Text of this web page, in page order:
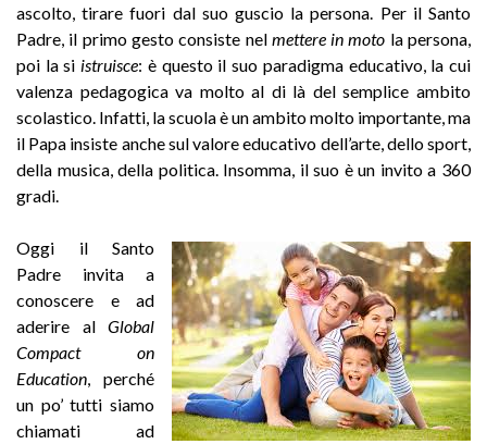
ascolto, tirare fuori dal suo guscio la persona. Per il Santo
Padre, il primo gesto consiste nel mettere in moto la persona,
poi la si istruisce: è questo il suo paradigma educativo, la cui
valenza pedagogica va molto al di là del semplice ambito
scolastico. Infatti, la scuola è un ambito molto importante, ma
il Papa insiste anche sul valore educativo dell’arte, dello sport,
della musica, della politica. Insomma, il suo è un invito a 360
gradi.
Oggi il Santo
Padre invita a
conoscere e ad
aderire al Global
Compact on
Education , perché
un po’ tutti siamo
chiamati ad